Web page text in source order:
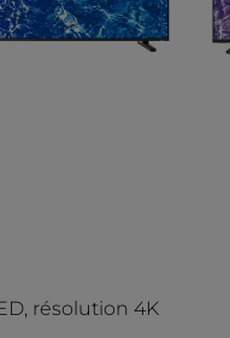
résolution 4K